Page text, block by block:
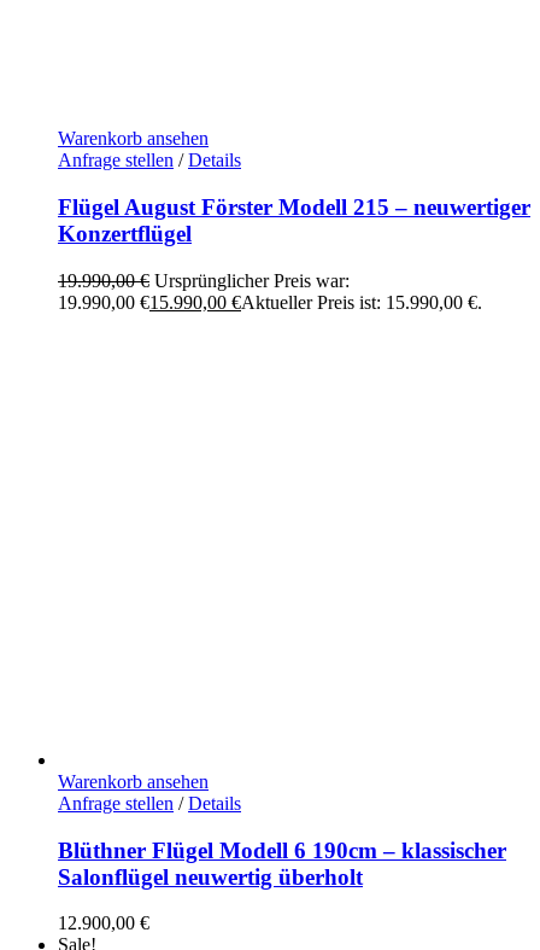
Warenkorb ansehen
Anfrage stellen / Details
Flügel August Förster Modell 215 – neuwertiger
Konzertflügel
19.990,00€ Ursprünglicher Preis war:
19.990,00 €15.990,00 €Aktueller Preis ist: 15.990,00 €.
Warenkorb ansehen
Anfrage stellen / Details
Blüthner Flügel Modell 6 190cm – klassischer
Salonflügel neuwertig überholt
12.900,00 €
Sale!